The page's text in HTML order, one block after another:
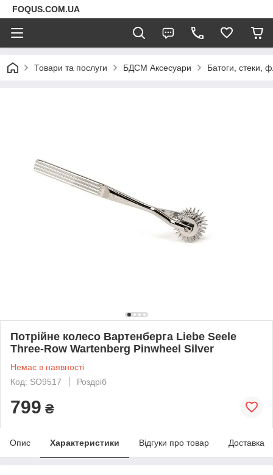
FOQUS.COM.UA
Товари та послуги БДСМ Аксесуари Батоги, стеки,
Потрійне колесо Вартенберга Liebe Seele
Three-Row Wartenberg Pinwheel Silver
Немає в наявності
Код: SO9517
Роздріб
799 ₴
Опис Характеристики Відгуки про товар Доставка